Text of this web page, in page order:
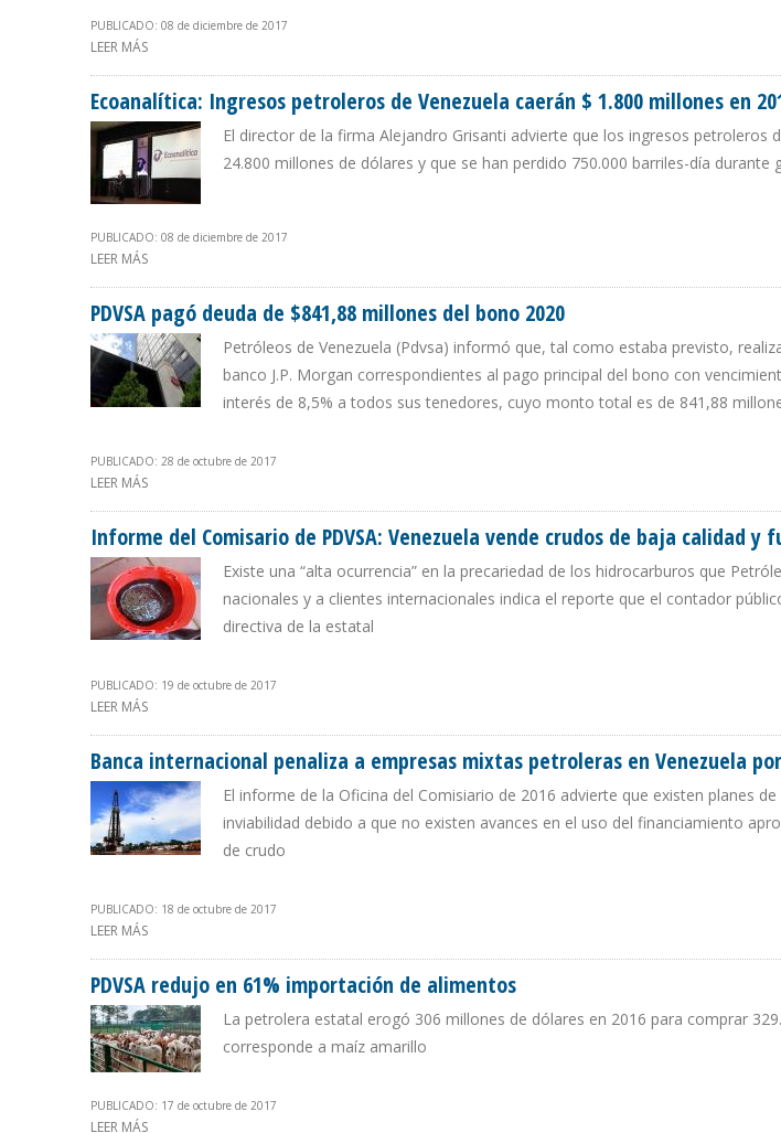
PUBLICADO: 08 de diciembre de 2017
LEER MÁS
Ecoanalítica: Ingresos petroleros de Venezuela caerán $ 1.800 millones en
El director de la firma Alejandro Grisanti advierte que los ingresos petroleros
24.800 millones de dólares y que se han perdido 750.000 barriles-día durante
PUBLICADO: 08 de diciembre de 2017
LEER MÁS
PDVSA pagó deuda de $841,88 millones del bono 2020
Petróleos de Venezuela (Pdvsa) informó que, tal como estaba previsto,
banco J.P. Morgan correspondientes al pago principal del bono con
interés de 8,5% a todos sus tenedores, cuyo monto total es de 841,88
PUBLICADO: 28 de octubre de 2017
LEER MÁS
Informe del Comisario de PDVSA: Venezuela vende crudos de baja calidad y
Existe una “alta ocurrencia” en la precariedad de los hidrocarburos que
nacionales y a clientes internacionales indica el reporte que el contador
directiva de la estatal
PUBLICADO: 19 de octubre de 2017
LEER MÁS
Banca internacional penaliza a empresas mixtas petroleras en Venezuela
El informe de la Oficina del Comisiario de 2016 advierte que existen planes
inviabilidad debido a que no existen avances en el uso del financiamiento
de crudo
PUBLICADO: 18 de octubre de 2017
LEER MÁS
PDVSA redujo en 61% importación de alimentos
La petrolera estatal erogó 306 millones de dólares en 2016 para comprar
corresponde a maíz amarillo
PUBLICADO: 17 de octubre de 2017
LEER MÁS